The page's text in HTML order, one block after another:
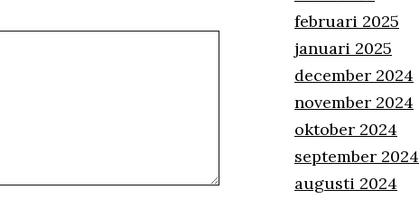
februari 2025
januari 2025
december 2024
november 2024
oktober 2024
september 2024
augusti 2024